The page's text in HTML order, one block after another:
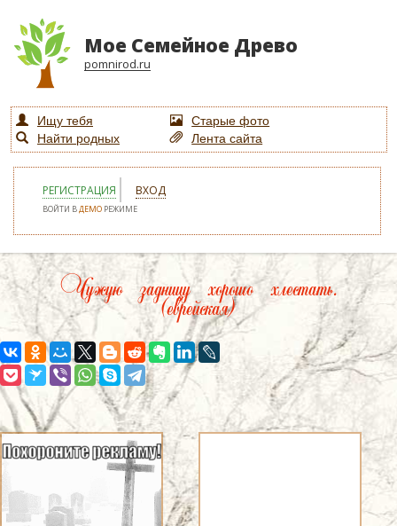
Мое Семейное Древо
pomnirod.ru
Ищу тебя
Старые фото
Найти родных
Лента сайта
РЕГИСТРАЦИЯ ВХОД
ВОЙТИ ВДЕМО РЕЖИМЕ
Чужую задницу хорошо хлестать.
(еврейская)